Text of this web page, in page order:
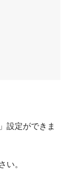
設定ができま
い。